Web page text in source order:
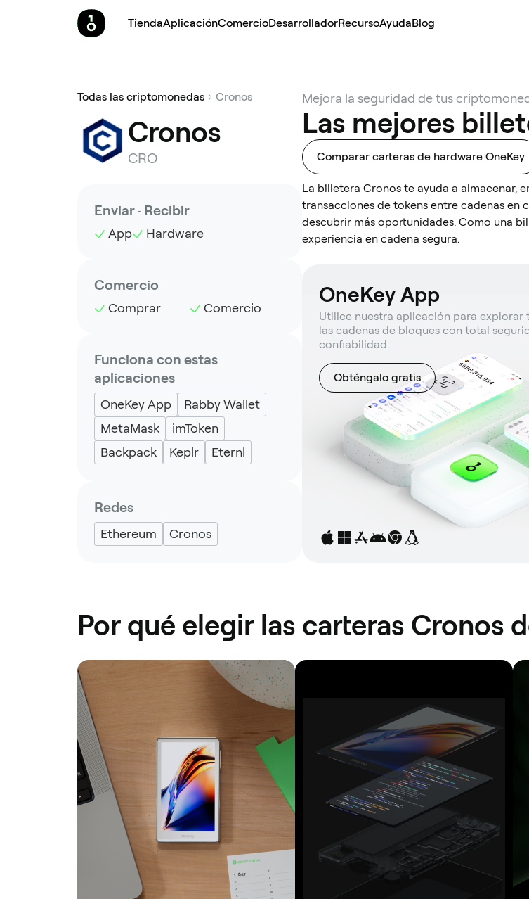
TiendaAplicaciónComercioDesarrolladorRecursoAyudaBlog
Todas las criptomonedas Cronos
Cronos
CRO
Enviar · Recibir
App Hardware
Comercio
Comprar Comercio
Funciona con estas
aplicaciones
OneKey App
Rabby Wallet
MetaMask
imToken
Backpack
Keplr Eternl
Redes
Ethereum Cronos
Mejora la seguridad de tus
Las mejores
Comparar carteras de hardware OneKey
La billetera Cronos te ayuda a almacenar,
transacciones de tokens entre cadenas en
descubrir más oportunidades. Como una
experiencia en cadena segura.
OneKey App
Utilice nuestra aplicación para explorar
las cadenas de bloques con total
confiabilidad.
Obténgalo gratis
Por qué elegir las carteras Cronos